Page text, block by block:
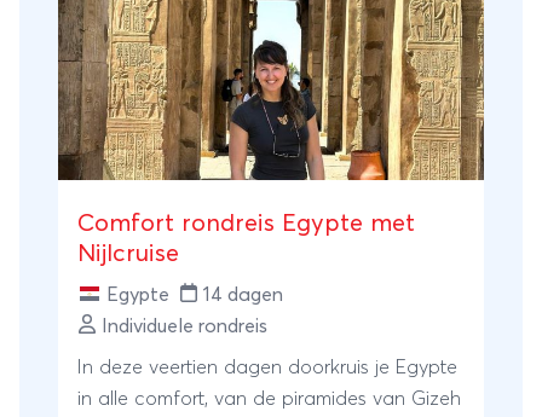
Comfort rondreis Egypte met
Nijlcruise
Egypte
14 dagen
Individuele rondreis
In deze veertien dagen doorkruis je Egypte
in alle comfort, van de piramides van Gizeh